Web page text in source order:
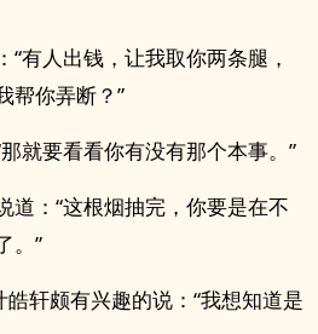
“有人出钱，让我取你两条腿，
帮你弄断？”
就要看看你有没有那个本事。”
道：“这根烟抽完，你要是在不
。”
皓轩颇有兴趣的说：“我想知道是